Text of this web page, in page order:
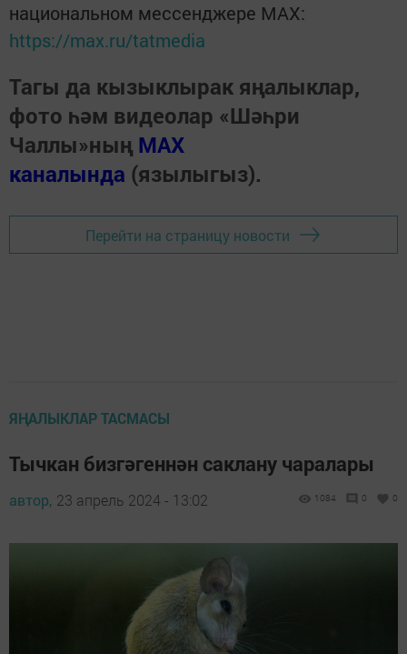
национальном мессенджере MАХ:
https://max.ru/tatmedia
Тагы да кызыклырак яңалыклар,
фото һәм видеолар «Шәһри
Чаллы»ның MAX
каналында (язылыгыз).
Перейти на страницу новости
ЯҢАЛЫКЛАР ТАСМАСЫ
Тычкан бизгәгеннән саклану чаралары
автор, 23 апрель 2024 - 13:02 1084 0 0